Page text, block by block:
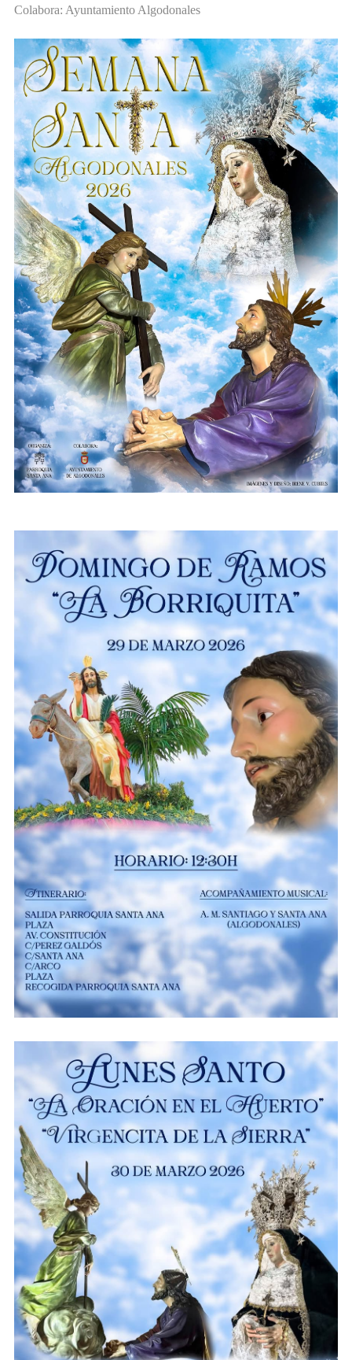
Colabora: Ayuntamiento Algodonales